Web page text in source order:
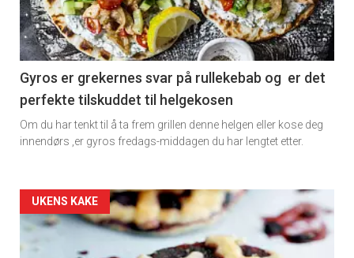
-
section
11
Dagens
rett
Gyros er grekernes svar på rullekebab og er det
perfekte tilskuddet til helgekosen
Om du har tenkt til å ta frem grillen denne helgen eller kose deg
innendørs ,er gyros fredags-middagen du har lengtet etter.
Artikler
detail
UKENS KAKE